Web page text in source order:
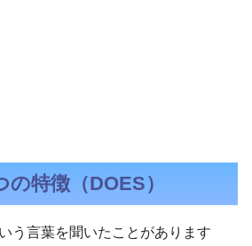
特徴（DOES）
う言葉を聞いたことがあります